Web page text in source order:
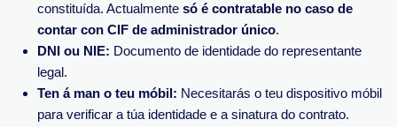
constituída. Actualmente só é contratable no caso de
contar con CIF de administrador único.
DNI ou NIE: Documento de identidade do representante
legal.
Ten á man o teu móbil: Necesitarás o teu dispositivo móbil
para verificar a túa identidade e a sinatura do contrato.